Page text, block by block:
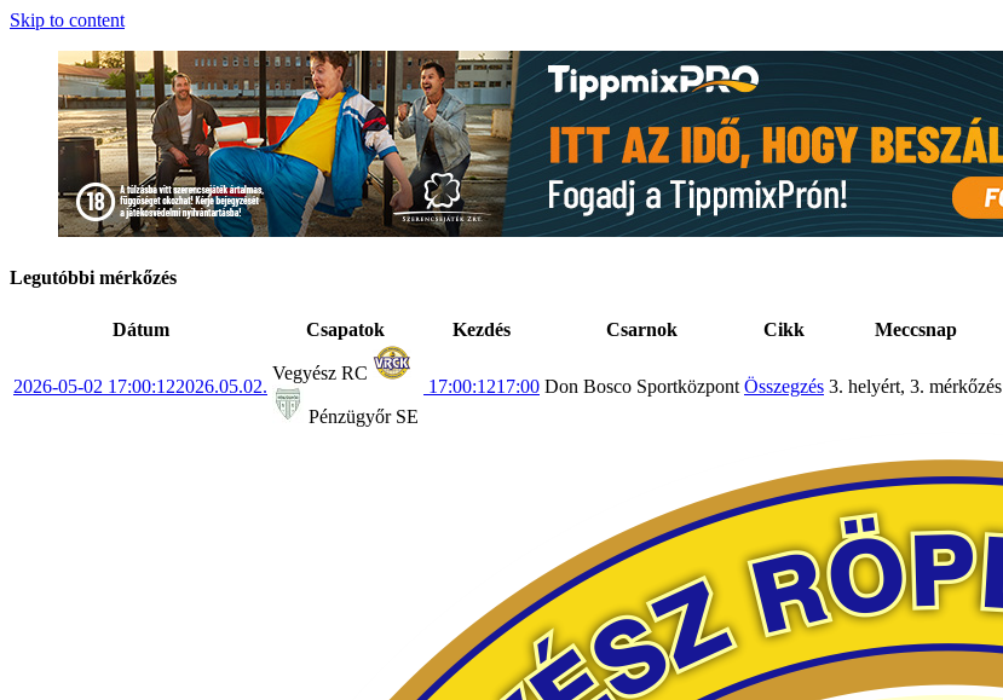
Skip to content
Legutóbbi mérkőzés
Dátum Csapatok Kezdés Csarnok Cikk Meccsnap
2026-05-02 17:00:122026.05.02.
Vegyész RC
Pénzügyőr SE
17:00:1217:00 Don Bosco Sportközpont Összegzés 3. helyért, 3. mérkőzés